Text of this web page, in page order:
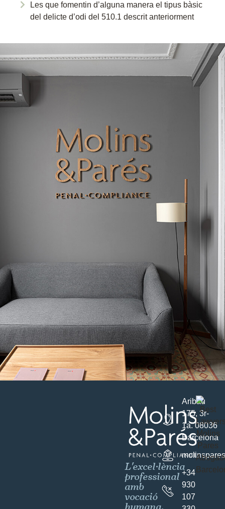
Les que fomentin d’alguna manera el tipus bàsic
del delicte d’odi del 510.1 descrit anteriorment
L'excel·lència
professional
amb
vocació
Aribau
175, 3r-
1a. 08036
Barcelona
+34
930
107